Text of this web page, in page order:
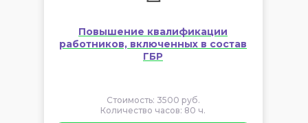
Повышение квалификации
работников, включенных в состав
ГБР
Стоимость: 3500 руб.
Количество часов: 80 ч.